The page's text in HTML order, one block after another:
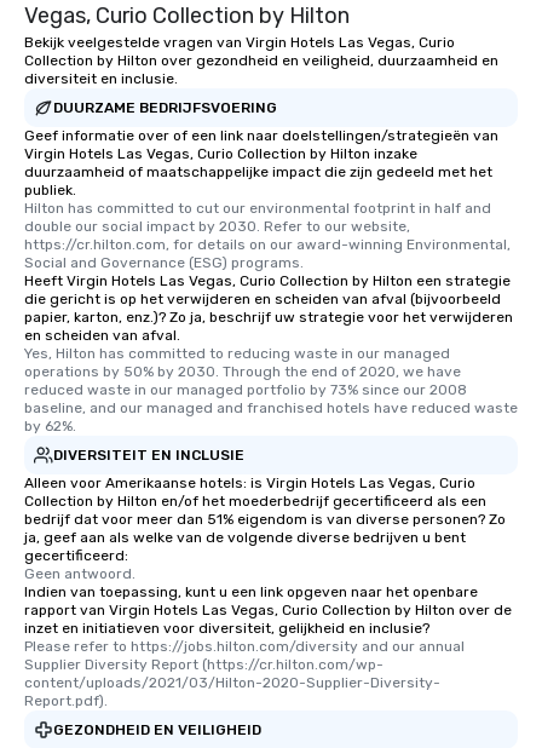
Vegas, Curio Collection by Hilton
Bekijk veelgestelde vragen van Virgin Hotels Las Vegas, Curio
Collection by Hilton over gezondheid en veiligheid, duurzaamheid en
diversiteit en inclusie.
DUURZAME BEDRIJFSVOERING
Geef informatie over of een link naar doelstellingen/strategieën van
Virgin Hotels Las Vegas, Curio Collection by Hilton inzake
duurzaamheid of maatschappelijke impact die zijn gedeeld met het
publiek.
Hilton has committed to cut our environmental footprint in half and
double our social impact by 2030. Refer to our website,
https://cr.hilton.com, for details on our award-winning Environmental,
Social and Governance (ESG) programs.
Heeft Virgin Hotels Las Vegas, Curio Collection by Hilton een strategie
die gericht is op het verwijderen en scheiden van afval (bijvoorbeeld
papier, karton, enz.)? Zo ja, beschrijf uw strategie voor het verwijderen
en scheiden van afval.
Yes, Hilton has committed to reducing waste in our managed
operations by 50% by 2030. Through the end of 2020, we have
reduced waste in our managed portfolio by 73% since our 2008
baseline, and our managed and franchised hotels have reduced waste
by 62%.
DIVERSITEIT EN INCLUSIE
Alleen voor Amerikaanse hotels: is Virgin Hotels Las Vegas, Curio
Collection by Hilton en/of het moederbedrijf gecertificeerd als een
bedrijf dat voor meer dan 51% eigendom is van diverse personen? Zo
ja, geef aan als welke van de volgende diverse bedrijven u bent
gecertificeerd:
Geen antwoord.
Indien van toepassing, kunt u een link opgeven naar het openbare
rapport van Virgin Hotels Las Vegas, Curio Collection by Hilton over de
inzet en initiatieven voor diversiteit, gelijkheid en inclusie?
Please refer to https://jobs.hilton.com/diversity and our annual
Supplier Diversity Report (https://cr.hilton.com/wp-
content/uploads/2021/03/Hilton-2020-Supplier-Diversity-
Report.pdf).
GEZONDHEID EN VEILIGHEID